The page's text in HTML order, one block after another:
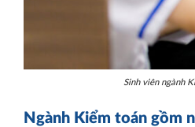
Sinh viên ngành
Ngành Kiểm toán gồm